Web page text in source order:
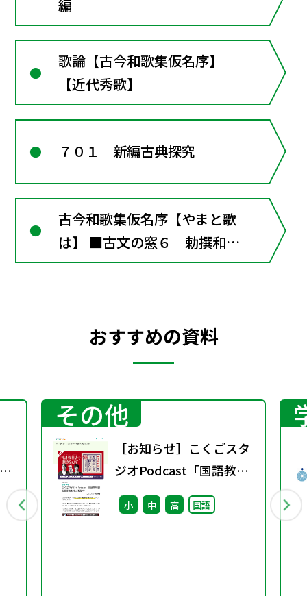
編
歌論【古今和歌集仮名序】
【近代秀歌】
７０１ 新編古典探究
古今和歌集仮名序【やまと歌
は】 ■古文の窓６ 勅撰和歌
集の歴史
おすすめの資料
その他
［お知らせ］こくごスタ
ジオPodcast「国語教科
書を聴きなおす」配信中
小 中 高 国語